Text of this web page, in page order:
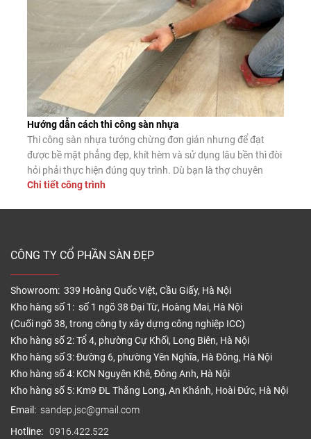
Hướng dẫn cách thi công sàn nhựa
Thi công sàn nhựa tưởng chừng đơn giản nhưng để đạt
được bề mặt phẳng đẹp, khít hèm và sử dụng lâu bền thì đòi
hỏi phải thực hiện đúng quy trình. Dù bạn là thợ chuyên
nghiệp hay tự lát tại nhà, nắm vững các bước lắp đặt chuẩn
Chi tiết công trình
CÔNG TY CỔ PHẦN SÀN ĐẸP
Showroom: 339 Hoàng Quốc Việt, Cầu Giấy, Hà Nội
Kho hàng số 1: số 1 ngõ 38 Đại Từ, Hoàng Mai, Hà Nội
(Cuối ngõ 38, trong công ty xây dựng công nghiệp ICC)
Kho hàng số 2: Tổ 4, phường Cự Khối, Long Biên, Hà Nội
Kho hàng số 3: Đường 6, phường Yên Nghĩa, Hà Đông, Hà Nội
Kho hàng số 4: KCN Nguyên Khê, Đông Anh, Hà Nội
Kho hàng số 5: Km9 ĐL Thăng Long, An Khánh, Hoài Đức, Hà Nội
Email: sandep.jsc@gmail.com
Hotline: 0916.422.522